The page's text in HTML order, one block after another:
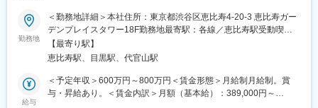
■再生医療・遺伝子治療向けの細胞受託生産事業で幅広く活躍が可
能です。
■再生医療における国内最大規模のGMP施設を保有しています。
再生医療向け細胞受託生産を行う会社として、親会社のニコンか
ら100％出資によって2015年に設立し、細胞培養世界最大手の
■業務概要
当社の経営企画本部の一員として、社内外の新規プロジェクトや
各種会議の運営補佐、関係部門との連携支援、資料作成など、部
門横断的な業務推進を幅広くサポートしていただきます。部長・
プロジェクトマネージャーの指示のもと、リソース管理や進捗報
告、社外窓口対応なども行い、経営の中枢を担う業務経験を積む
勤務地
＜勤務地詳細＞本社住所：東京都渋谷区恵比寿4-20-3 恵比寿ガー
デンプレイスタワー18F勤務地最寄駅：各線／恵比寿駅受動喫煙
対策：屋内全面禁煙変更の範囲：会社の定める事業所（リモート
ワーク含む）
【最寄り駅】
恵比寿駅、目黒駅、代官山駅
給与
＜予定年収＞600万円～800万円＜賃金形態＞月給制月給制。賞
与・昇給あり。＜賃金内訳＞月額（基本給）：389,000円～